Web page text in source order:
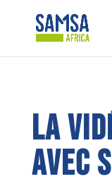
La
avec